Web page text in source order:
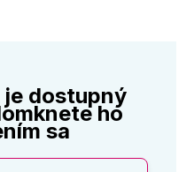
dostupný
ho
sa